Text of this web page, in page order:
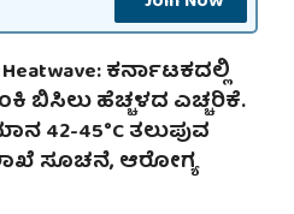
Heatwave: ಕರ್ನಾಟಕದಲ್ಲಿ
ಬಿಸಿಲು ಹೆಚ್ಚಳದ ಎಚ್ಚರಿಕೆ.
42-45°C ತಲುಪುವ
ಸೂಚನೆ, ಆರೋಗ್ಯ